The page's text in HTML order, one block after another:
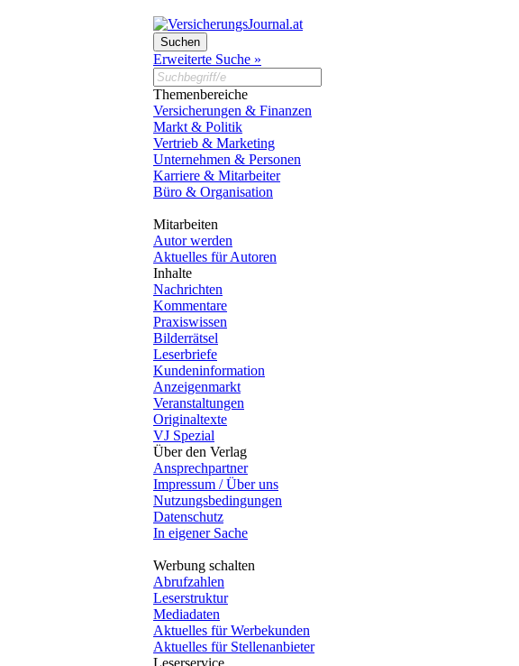
Erweiterte Suche »
Themenbereiche
Versicherungen & Finanzen
Markt & Politik
Vertrieb & Marketing
Unternehmen & Personen
Karriere & Mitarbeiter
Büro & Organisation
Mitarbeiten
Autor werden
Aktuelles für Autoren
Inhalte
Nachrichten
Kommentare
Praxiswissen
Bilderrätsel
Leserbriefe
Kundeninformation
Anzeigenmarkt
Veranstaltungen
Originaltexte
VJ Spezial
Über den Verlag
Ansprechpartner
Impressum / Über uns
Nutzungsbedingungen
Datenschutz
In eigener Sache
Werbung schalten
Abrufzahlen
Leserstruktur
Mediadaten
Aktuelles für Werbekunden
Aktuelles für Stellenanbieter
Leserservice